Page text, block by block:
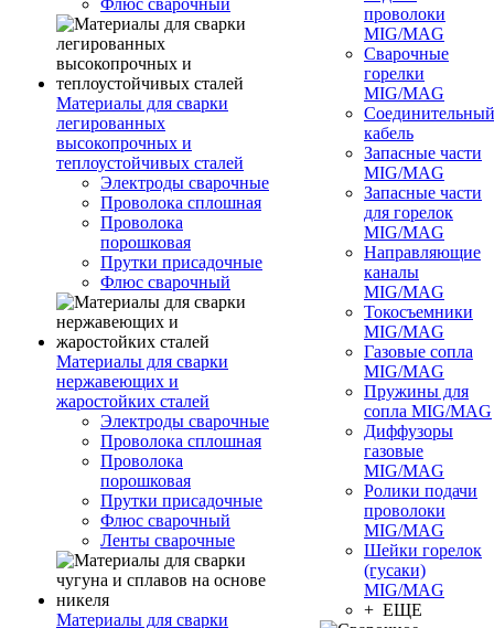
Флюс сварочный
Материалы для сварки
легированных
высокопрочных и
теплоустойчивых сталей
Электроды сварочные
Проволока сплошная
Проволока
порошковая
Прутки присадочные
Флюс сварочный
Материалы для сварки
нержавеющих и
жаростойких сталей
Электроды сварочные
Проволока сплошная
Проволока
порошковая
Прутки присадочные
Флюс сварочный
Ленты сварочные
Материалы для сварки
проволоки
MIG/MAG
Сварочные
горелки
MIG/MAG
Соединительный
кабель
Запасные части
MIG/MAG
Запасные части
для горелок
MIG/MAG
Направляющие
каналы
MIG/MAG
Токосъемники
MIG/MAG
Газовые сопла
MIG/MAG
Пружины для
сопла MIG/MAG
Диффузоры
газовые
MIG/MAG
Ролики подачи
проволоки
MIG/MAG
Шейки горелок
(гусаки)
MIG/MAG
+ ЕЩЕ